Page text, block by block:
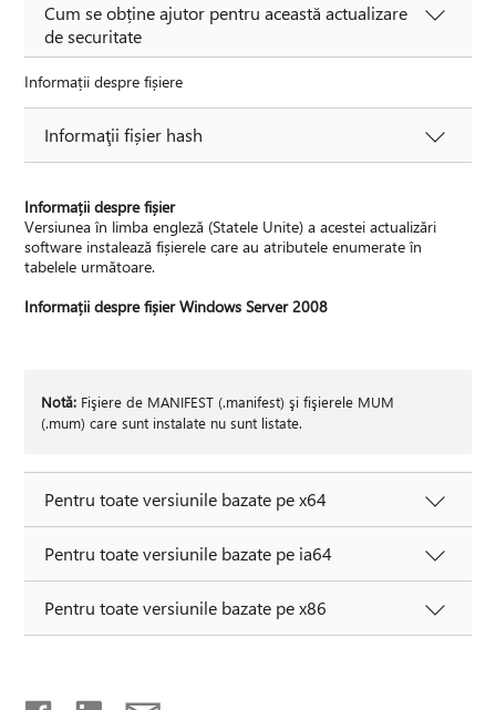
Cum se obține ajutor pentru această actualizare
de securitate
Informații despre fișiere
Informaţii fișier hash
Informații despre fișier
Versiunea în limba engleză (Statele Unite) a acestei actualizări
software instalează fișierele care au atributele enumerate în
tabelele următoare.
Informații despre fișier Windows Server 2008
Notă: Fişiere de MANIFEST (.manifest) şi fişierele MUM
(.mum) care sunt instalate nu sunt listate.
Pentru toate versiunile bazate pe x64
Pentru toate versiunile bazate pe ia64
Pentru toate versiunile bazate pe x86